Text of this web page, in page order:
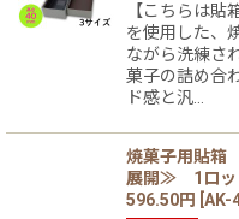
【こちらは貼
を使用した、
ながら洗練さ
菓子の詰め合
ド感と汎…
焼菓子用貼箱
展開≫ 1ロッ
596.50円 AK-